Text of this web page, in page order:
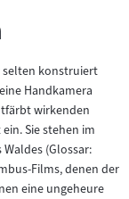
selten konstruiert
Handkamera
wirkenden
Sie stehen im
(Glossar:
Films, denen der
eine ungeheure